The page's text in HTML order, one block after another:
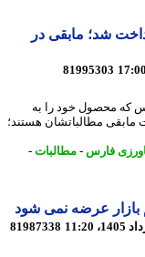
شد؛ مابقی در
81995303
محصول خود را به
مطالباتشان هستند؛
فارس-مطالبات-
عرضه نمی شود
81987338